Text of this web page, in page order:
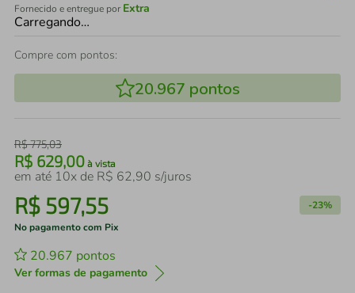
Fornecido e entregue por Extra
Carregando…
Compre com pontos:
20.967 pontos
R$775,03
R$ 629,00 à vista
em até 10x de R$ 62,90 s/juros
R$ 597,55 -23%
No pagamento com Pix
20.967 pontos
Ver formas de pagamento